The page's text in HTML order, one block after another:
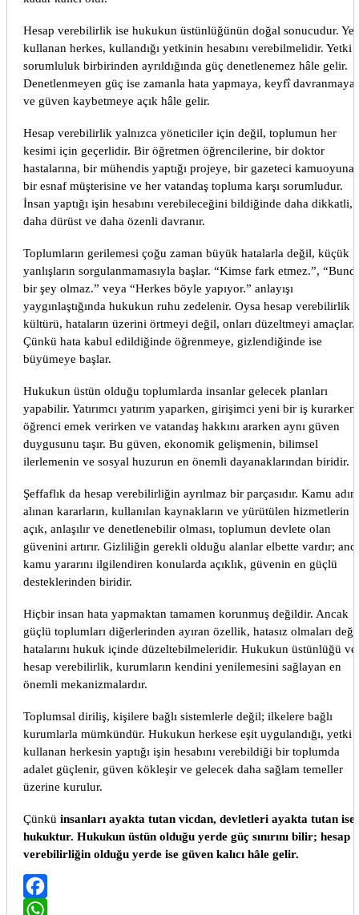
Hesap verebilirlik ise hukukun üstünlüğünün doğal sonucudur.
kullanan herkes, kullandığı yetkinin hesabını verebilmelidir. Yetki
sorumluluk birbirinden ayrıldığında güç denetlenemez hâle gelir.
Denetlenmeyen güç ise zamanla hata yapmaya, keyfî davranmaya
ve güven kaybetmeye açık hâle gelir.
Hesap verebilirlik yalnızca yöneticiler için değil, toplumun her
kesimi için geçerlidir. Bir öğretmen öğrencilerine, bir doktor
hastalarına, bir mühendis yaptığı projeye, bir gazeteci kamuoyuna,
bir esnaf müşterisine ve her vatandaş topluma karşı sorumludur.
İnsan yaptığı işin hesabını verebileceğini bildiğinde daha dikkatli,
daha dürüst ve daha özenli davranır.
Toplumların gerilemesi çoğu zaman büyük hatalarla değil, küçük
yanlışların sorgulanmamasıyla başlar. “Kimse fark etmez.”,
bir şey olmaz.” veya “Herkes böyle yapıyor.” anlayışı
yaygınlaştığında hukukun ruhu zedelenir. Oysa hesap verebilirlik
kültürü, hataların üzerini örtmeyi değil, onları düzeltmeyi amaçlar.
Çünkü hata kabul edildiğinde öğrenmeye, gizlendiğinde ise
büyümeye başlar.
Hukukun üstün olduğu toplumlarda insanlar gelecek planları
yapabilir. Yatırımcı yatırım yaparken, girişimci yeni bir iş kurarken,
öğrenci emek verirken ve vatandaş hakkını ararken aynı güven
duygusunu taşır. Bu güven, ekonomik gelişmenin, bilimsel
ilerlemenin ve sosyal huzurun en önemli dayanaklarından biridir.
Şeffaflık da hesap verebilirliğin ayrılmaz bir parçasıdır. Kamu
alınan kararların, kullanılan kaynakların ve yürütülen hizmetlerin
açık, anlaşılır ve denetlenebilir olması, toplumun devlete olan
güvenini artırır. Gizliliğin gerekli olduğu alanlar elbette vardır;
kamu yararını ilgilendiren konularda açıklık, güvenin en güçlü
desteklerinden biridir.
Hiçbir insan hata yapmaktan tamamen korunmuş değildir. Ancak
güçlü toplumları diğerlerinden ayıran özellik, hatasız olmaları
hatalarını hukuk içinde düzeltebilmeleridir. Hukukun üstünlüğü ve
hesap verebilirlik, kurumların kendini yenilemesini sağlayan en
önemli mekanizmalardır.
Toplumsal diriliş, kişilere bağlı sistemlerle değil; ilkelere bağlı
kurumlarla mümkündür. Hukukun herkese eşit uygulandığı, yetki
kullanan herkesin yaptığı işin hesabını verebildiği bir toplumda
adalet güçlenir, güven kökleşir ve gelecek daha sağlam temeller
üzerine kurulur.
Çünkü insanları ayakta tutan vicdan, devletleri ayakta tutan ise
hukuktur. Hukukun üstün olduğu yerde güç sınırını bilir; hesap
verebilirliğin olduğu yerde ise güven kalıcı hâle gelir.
Facebook